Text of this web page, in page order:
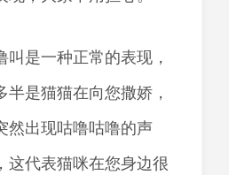
是一种正常的表现，
半是猫猫在向您撒娇，
然出现咕噜咕噜的声
这代表猫咪在您身边很